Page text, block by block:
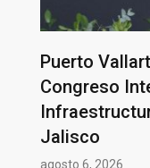
Puerto
Congreso
Jalisco
agosto 6, 2026